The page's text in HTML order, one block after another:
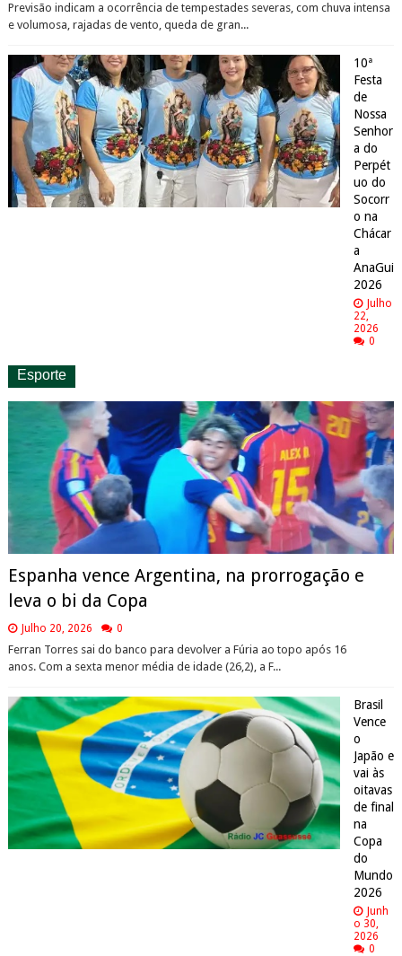
Previsão indicam a ocorrência de tempestades severas, com chuva intensa
e volumosa, rajadas de vento, queda de gran...
10ª
Festa
de
Nossa
Senhor
a do
Perpét
uo do
Socorr
o na
Chácar
a
AnaGui
2026
Julho
22,
2026
0
Esporte
Espanha vence Argentina, na prorrogação e
leva o bi da Copa
Julho 20, 2026 0
Ferran Torres sai do banco para devolver a Fúria ao topo após 16
anos. Com a sexta menor média de idade (26,2), a F...
Brasil
Vence
o
Japão e
vai às
oitavas
de final
na
Copa
do
Mundo
2026
Junh
o 30,
2026
0